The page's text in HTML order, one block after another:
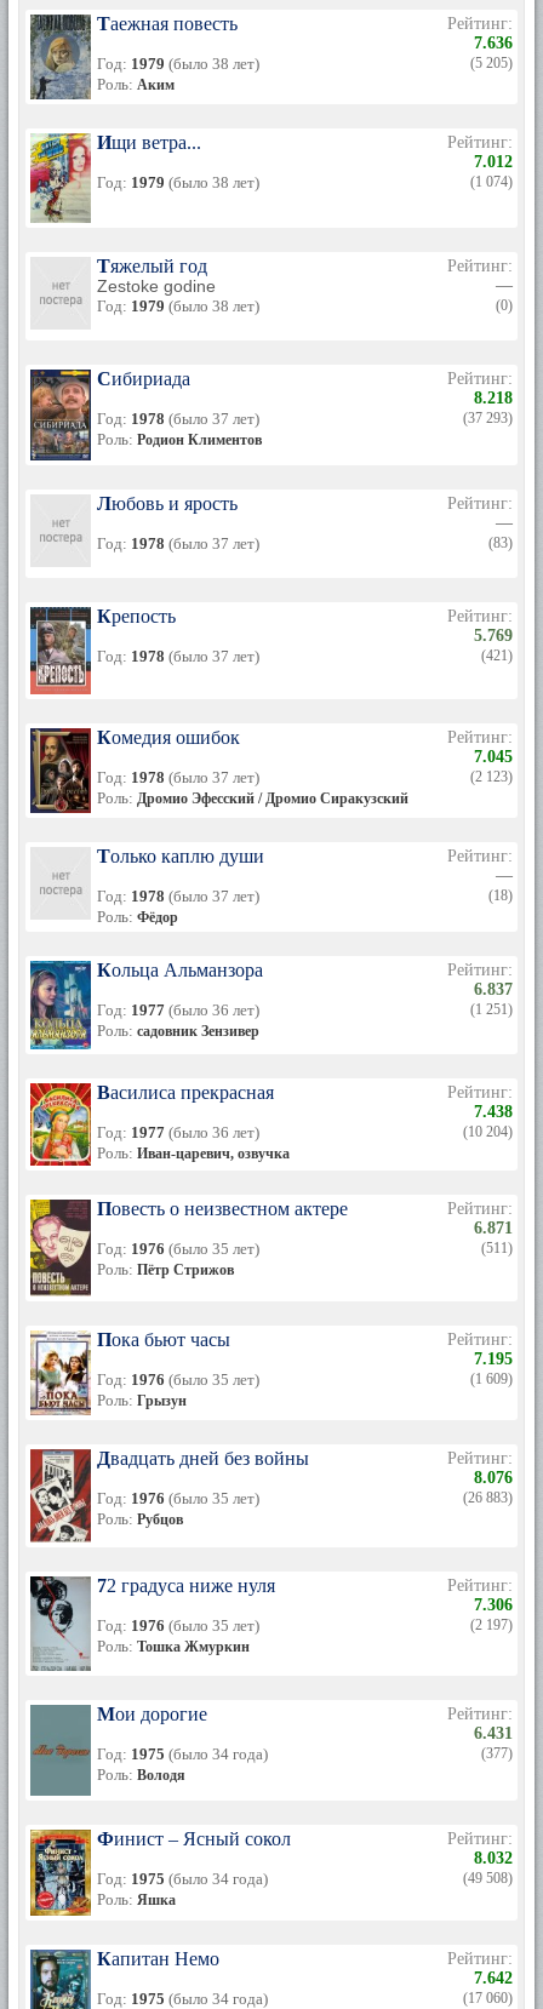
Таежная повесть
Год: 1979 (было 38 лет)
Роль: Аким
Рейтинг:
7.636
(5 205)
Ищи ветра...
Год: 1979 (было 38 лет)
Рейтинг:
7.012
(1 074)
Тяжелый год
Zestoke godine
Год: 1979 (было 38 лет)
Рейтинг:
—
(0)
Сибириада
Год: 1978 (было 37 лет)
Роль: Родион Климентов
Рейтинг:
8.218
(37 293)
Любовь и ярость
Год: 1978 (было 37 лет)
Рейтинг:
—
(83)
Крепость
Год: 1978 (было 37 лет)
Рейтинг:
5.769
(421)
Комедия ошибок
Год: 1978 (было 37 лет)
Роль: Дромио Эфесский / Дромио Сиракузский
Рейтинг:
7.045
(2 123)
Только каплю души
Год: 1978 (было 37 лет)
Роль: Фёдор
Рейтинг:
—
(18)
Кольца Альманзора
Год: 1977 (было 36 лет)
Роль: садовник Зензивер
Рейтинг:
6.837
(1 251)
Василиса прекрасная
Год: 1977 (было 36 лет)
Роль: Иван-царевич, озвучка
Рейтинг:
7.438
(10 204)
Повесть о неизвестном актере
Год: 1976 (было 35 лет)
Роль: Пётр Стрижов
Рейтинг:
6.871
(511)
Пока бьют часы
Год: 1976 (было 35 лет)
Роль: Грызун
Рейтинг:
7.195
(1 609)
Двадцать дней без войны
Год: 1976 (было 35 лет)
Роль: Рубцов
Рейтинг:
8.076
(26 883)
72 градуса ниже нуля
Год: 1976 (было 35 лет)
Роль: Тошка Жмуркин
Рейтинг:
7.306
(2 197)
Мои дорогие
Год: 1975 (было 34 года)
Роль: Володя
Рейтинг:
6.431
(377)
Финист – Ясный сокол
Год: 1975 (было 34 года)
Роль: Яшка
Рейтинг:
8.032
(49 508)
Капитан Немо
Год: 1975 (было 34 года)
Рейтинг:
7.642
(17 060)